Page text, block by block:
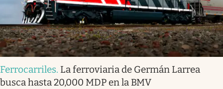
Ferrocarriles. La ferroviaria de Germán Larrea
busca hasta 20,000 MDP en la BMV